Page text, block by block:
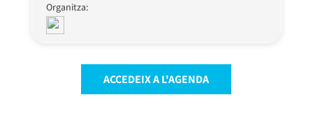
Organitza:
ACCEDEIX A L'AGENDA